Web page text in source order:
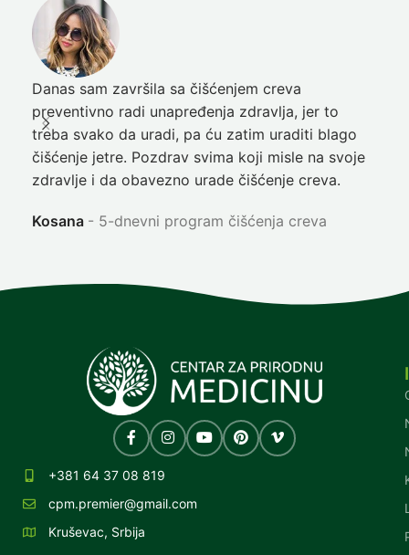
Danas sam završila sa čišćenjem creva
preventivno radi unapređenja zdravlja, jer to
treba svako da uradi, pa ću zatim uraditi blago
čišćenje jetre. Pozdrav svima koji misle na svoje
zdravlje i da obavezno urade čišćenje creva.
Kosana 5-dnevni program čišćenja creva
+381 64 37 08 819
cpm.premier@gmail.com
Kruševac, Srbija